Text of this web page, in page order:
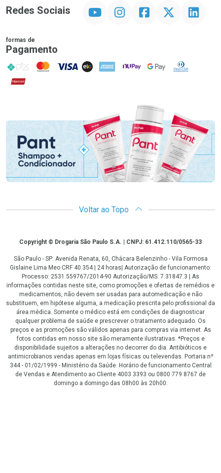
Redes Sociais InstagramFacebookTwitter Linkedin
formas de
Pagamento
PIX MasterCard
VISA ELO AMEX NuPay Google PayDiners Club
Hipercard
Promoção em Destaque
Voltar ao Topo
CopyrightCopyright © Drogaria São Paulo S.A. | CNPJ: 61.412.110/0565-33
São Paulo - SP: Avenida Renata, 60, Chácara Belenzinho - Vila Formosa
Gislaine Lima Meo CRF 40.354 | 24 horas| Autorização de funcionamento:
Processo: 2531.559767/2014-90 Autorização/MS: 7.31847.3 | As
informações contidas neste site, como promoções e ofertas de remédios e
medicamentos, não devem ser usadas para automedicação e não
substituem, em hipótese alguma, a medicação prescrita pelo profissional da
área médica. Somente o médico está em condições de diagnosticar
qualquer problema de saúde e prescrever o tratamento adequado. Os
preços e as promoções são válidos apenas para compras via internet. As
fotos contidas em nosso site são meramente ilustrativas. *Preços e
disponibilidade sujeitos a alterações no decorrer do dia. Antibióticos e
antimicrobianos vendas apenas em lojas físicas ou televendas. Portaria nº
344 - 01/02/1999 - Ministério da Saúde. Horário de funcionamento Central
de Vendas e Atendimento ao Cliente 4003 3393 ou 0800 779 8767 de
domingo a domingo das 08h00 às 20h00.